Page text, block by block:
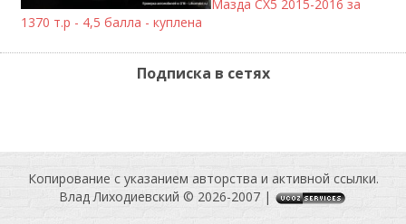
Мазда CX5 2015-2016 за
1370 т.р - 4,5 балла - куплена
Подписка в сетях
Копирование c указанием авторства и активной ссылки.
Влад Лиходиевский © 2026-2007 |